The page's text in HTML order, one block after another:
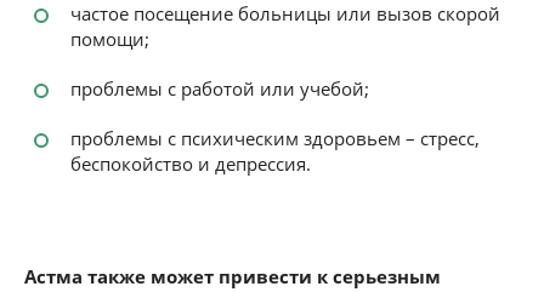
частое посещение больницы или вызов скорой
помощи;
проблемы с работой или учебой;
проблемы с психическим здоровьем – стресс,
беспокойство и депрессия.
Астма также может привести к серьезным